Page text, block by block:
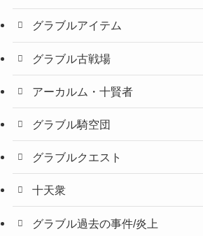
グラブルアイテム
グラブル古戦場
アーカルム・十賢者
グラブル騎空団
グラブルクエスト
十天衆
グラブル過去の事件/炎上